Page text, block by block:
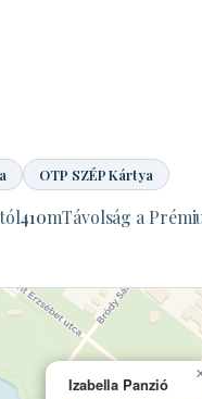
OTP SZÉP Kártya
410mTávolság a
Izabella Panzió